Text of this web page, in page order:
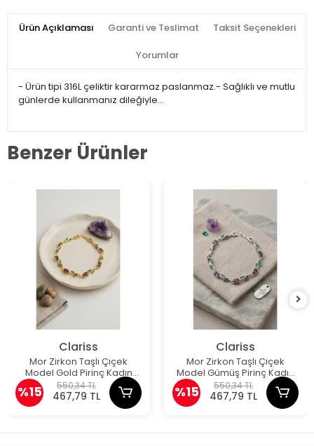
Ürün Açıklaması Garanti ve Teslimat Taksit Seçenekleri
Yorumlar
- Ürün tipi 316L çeliktir kararmaz paslanmaz.- Sağlıklı ve mutlu
günlerde kullanmanız dileğiyle…
Benzer Ürünler
Clariss
Mor Zirkon Taşlı Çiçek
Model Gold Pirinç Kadın
Bileklik
%15 550,34 TL
467,79 TL
Clariss
Mor Zirkon Taşlı Çiçek
Model Gümüş Pirinç Kadın
Bileklik
%15 550,34 TL
467,79 TL